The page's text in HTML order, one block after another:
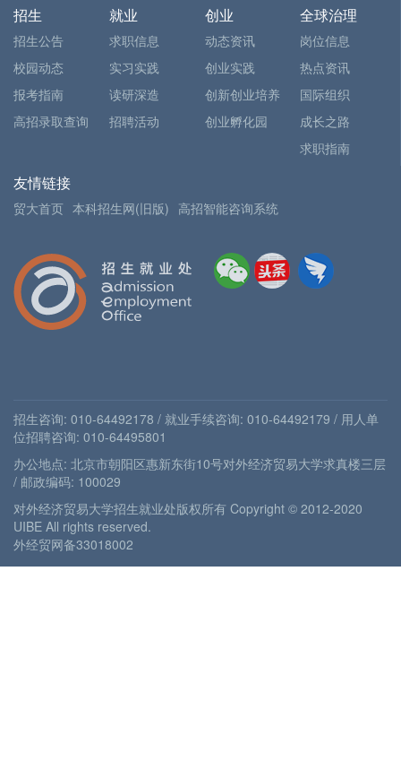
招生
招生公告
校园动态
报考指南
高招录取查询
就业
求职信息
实习实践
读研深造
招聘活动
创业
动态资讯
创业实践
创新创业培养
创业孵化园
全球治理
岗位信息
热点资讯
国际组织
成长之路
求职指南
友情链接
贸大首页 本科招生网(旧版) 高招智能咨询系统
招生咨询: 010-64492178 / 就业手续咨询: 010-64492179 / 用人单
位招聘咨询: 010-64495801
办公地点: 北京市朝阳区惠新东街10号对外经济贸易大学求真楼三层
/ 邮政编码: 100029
对外经济贸易大学招生就业处版权所有 Copyright © 2012-2020
UIBE All rights reserved.
外经贸网备33018002